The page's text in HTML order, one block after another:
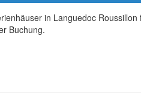
in Languedoc Roussillon
Buchung.